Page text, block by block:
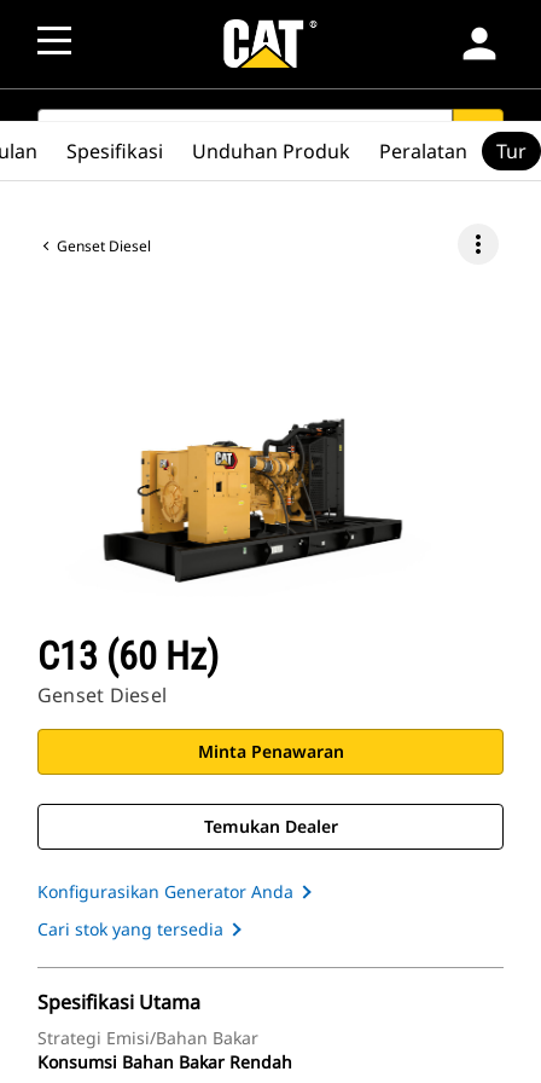
person
SEARCH search
Genset Diesel more_vert
C13 (60 Hz)
Genset Diesel
Minta Penawaran
Temukan Dealer
Konfigurasikan Generator Anda
Cari stok yang tersedia
Spesifikasi Utama
Strategi Emisi/Bahan Bakar
Konsumsi Bahan Bakar Rendah
Spesifikasi Unduhan Produk Peralatan Tur